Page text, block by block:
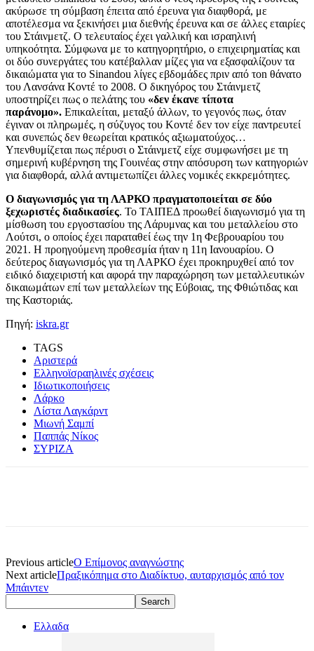
ακύρωσε τη σύμβαση έπειτα από έρευνα για διαφθορά, με
αποτέλεσμα να ξεκινήσει μια διεθνής έρευνα και σε άλλες εταιρίες
του Στάινμετζ. Ο τελευταίος έχει γαλλική και ισραηλινή
υπηκοότητα. Σύμφωνα με το κατηγορητήριο, ο επιχειρηματίας και
οι δύο συνεργάτες του κατέβαλλαν μίζες για να εξασφαλίζουν τα
δικαιώματα για το Sinandou λίγες εβδομάδες πριν από τοn θάνατο
του Λανσάνα Κοντέ το 2008. Ο δικηγόρος του Στάινμετζ
υποστηρίζει πως ο πελάτης του «δεν έκανε τίποτα
παράνομο». Επικαλείται, μεταξύ άλλων, το γεγονός πως, όταν
έγιναν οι πληρωμές, η σύζυγος του Κοντέ δεν τον είχε παντρευτεί
και συνεπώς δεν θεωρείται κρατικός αξιωματούχος…
Υπενθυμίζεται πως πέρυσι ο Στάινμετζ είχε συμφωνήσει με τη
σημερινή κυβέρνηση της Γουινέας στην απόσυρση των κατηγοριών
για διαφθορά, αλλά αντιμετωπίζει άλλες νομικές εκκρεμότητες.
Ο διαγωνισμός για τη ΛΑΡΚΟ πραγματοποιείται σε δύο
ξεχωριστές διαδικασίες. Το ΤΑΙΠΕΔ προωθεί διαγωνισμό για τη
μίσθωση του εργοστασίου της Λάρυμνας και του μεταλλείου στο
Λούτσι, ο οποίος έχει παραταθεί έως την 1η Φεβρουαρίου του
2021. Η προηγούμενη προθεσμία ήταν η 11η Ιανουαρίου. Ο
δεύτερος διαγωνισμός για τη ΛΑΡΚΟ έχει προκηρυχθεί από τον
ειδικό διαχειριστή και αφορά την παραχώρηση των μεταλλευτικών
δικαιωμάτων επί των μεταλλείων της Εύβοιας, της Φθιώτιδας και
της Καστοριάς.
Πηγή: iskra.gr
TAGS
Αριστερά
Ελληνοϊσραηλινές σχέσεις
Ιδιωτικοποιήσεις
Λάρκο
Λίστα Λαγκάρντ
Μιωνή Σαμπί
Παππάς Νίκος
ΣΥΡΙΖΑ
Previous articleΟ Επίμονος αναγνώστης
Next articleΠραξικόπημα στο Διαδίκτυο, αυταρχισμός από τον
Μπάιντεν
Ελλαδα